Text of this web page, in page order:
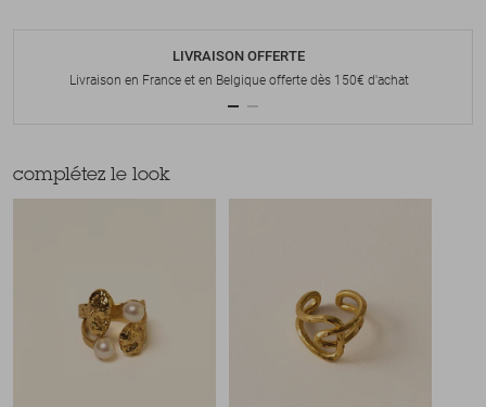
LIVRAISON OFFERTE
Livraison en France et en Belgique offerte dès 150€ d'achat
complétez le look